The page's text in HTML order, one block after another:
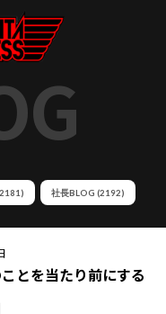
社長BLOG (2192)
とを当たり前にする